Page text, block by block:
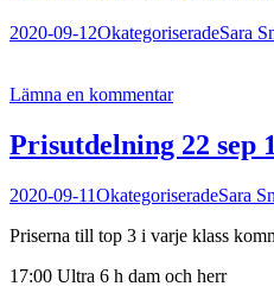
2020-09-12OkategoriseradeSara
Lämna en kommentar
Prisutdelning 22 sep
2020-09-11OkategoriseradeSara
Priserna till top 3 i varje klass
17:00 Ultra 6 h dam och herr